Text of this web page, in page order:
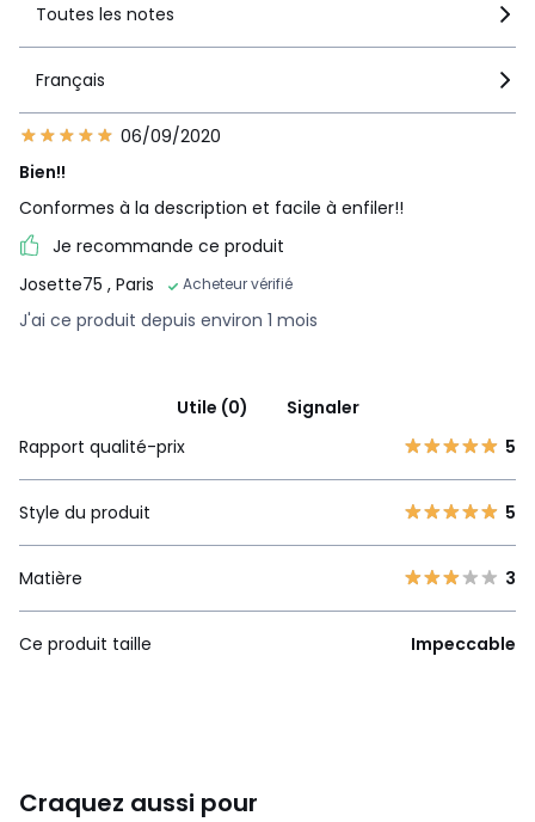
Toutes les notes
Français
06/09/2020
Bien!!
Conformes à la description et facile à enfiler!!
Je recommande ce produit
Josette75 , Paris Acheteur vérifié
J'ai ce produit depuis environ 1 mois
Utile (0)
Signaler
Rapport qualité-prix
5
Style du produit 5
Matière 3
Ce produit taille Impeccable
Craquez aussi pour